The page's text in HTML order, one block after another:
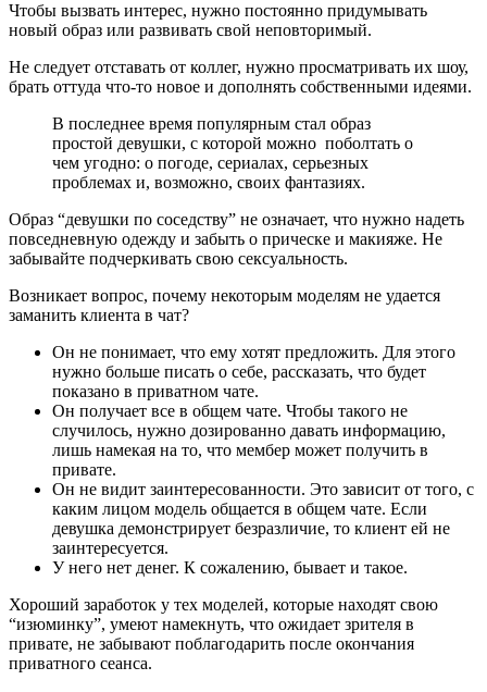
Чтобы вызвать интерес, нужно постоянно придумывать
новый образ или развивать свой неповторимый.
Не следует отставать от коллег, нужно просматривать их шоу,
брать оттуда что-то новое и дополнять собственными идеями.
В последнее время популярным стал образ
простой девушки, с которой можно поболтать о
чем угодно: о погоде, сериалах, серьезных
проблемах и, возможно, своих фантазиях.
Образ “девушки по соседству” не означает, что нужно надеть
повседневную одежду и забыть о прическе и макияже. Не
забывайте подчеркивать свою сексуальность.
Возникает вопрос, почему некоторым моделям не удается
заманить клиента в чат?
Он не понимает, что ему хотят предложить. Для этого
нужно больше писать о себе, рассказать, что будет
показано в приватном чате.
Он получает все в общем чате. Чтобы такого не
случилось, нужно дозированно давать информацию,
лишь намекая на то, что мембер может получить в
привате.
Он не видит заинтересованности. Это зависит от того, с
каким лицом модель общается в общем чате. Если
девушка демонстрирует безразличие, то клиент ей не
заинтересуется.
У него нет денег. К сожалению, бывает и такое.
Хороший заработок у тех моделей, которые находят свою
“изюминку”, умеют намекнуть, что ожидает зрителя в
привате, не забывают поблагодарить после окончания
приватного сеанса.